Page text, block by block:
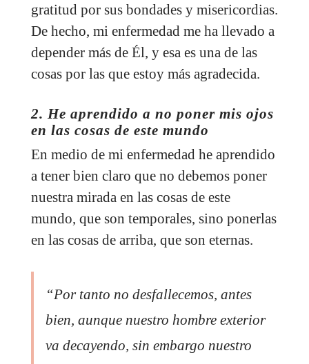
gratitud por sus bondades y misericordias.
De hecho, mi enfermedad me ha llevado a
depender más de Él, y esa es una de las
cosas por las que estoy más agradecida.
2. He aprendido a no poner mis ojos
en las cosas de este mundo
En medio de mi enfermedad he aprendido
a tener bien claro que no debemos poner
nuestra mirada en las cosas de este
mundo, que son temporales, sino ponerlas
en las cosas de arriba, que son eternas.
“Por tanto no desfallecemos, antes
bien, aunque nuestro hombre exterior
va decayendo, sin embargo nuestro